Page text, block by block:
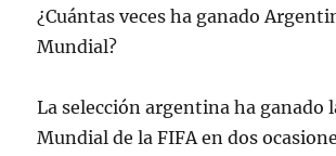
¿Cuántas veces ha ganado
Mundial?
La selección argentina ha ganado
Mundial de la FIFA en dos